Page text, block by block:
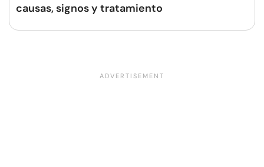
causas, signos y tratamiento